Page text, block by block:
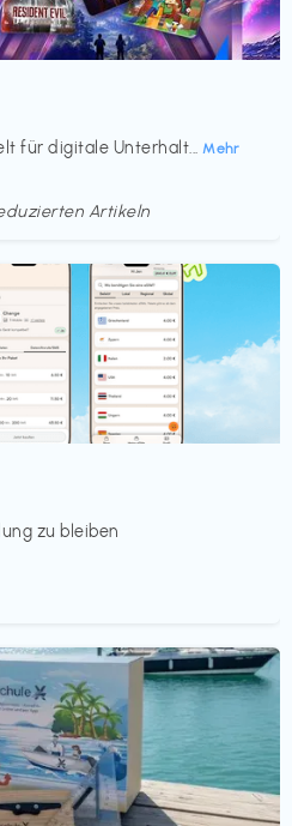
für digitale Unterhalt... Mehr
Artikeln
zu bleiben